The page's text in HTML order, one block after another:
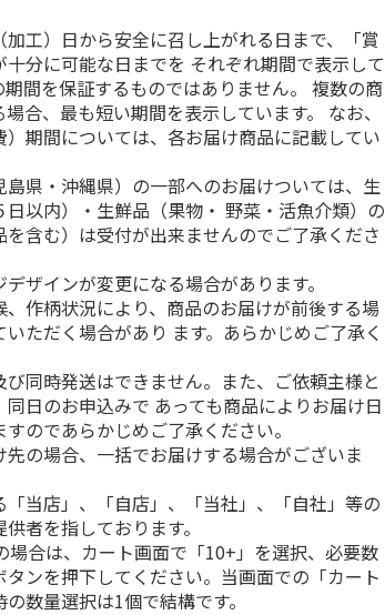
工）日から安全に召し上がれる日まで、「賞
分に可能な日までを それぞれ期間で表示して
間を保証するものではありません。 複数の商
合、最も短い期間を表示しています。 なお、
期間については、各お届け商品に記載してい
県・沖縄県）の一部へのお届けついては、生
以内）・生鮮品（果物・ 野菜・活魚介類）の
含む）は受付が出来ませんのでご了承くださ
ザインが変更になる場合があります。
作柄状況により、商品のお届けが前後する場
ただく場合があり ます。あらかじめご了承く
同時発送はできません。また、ご依頼主様と
日のお申込みで あっても商品によりお届け日
のであらかじめご了承ください。
の場合、一括でお届けする場合がございま
当店」、「自店」、「当社」、「自社」等の
者を指しております。
合は、カート画面で「10+」を選択、必要数
ンを押下してください。当画面での「カート
数量選択は1個で結構です。